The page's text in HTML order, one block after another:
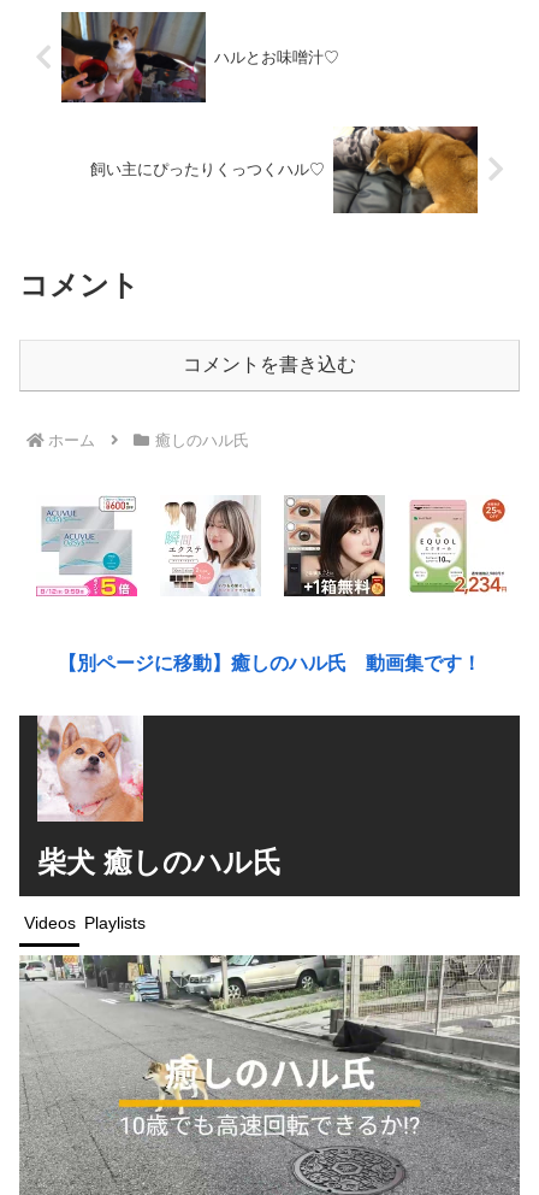
ハルとお味噌汁♡
飼い主にぴったりくっつくハル♡
コメント
コメントを書き込む
ホーム 癒しのハル氏
【別ページに移動】癒しのハル氏 動画集です！
柴犬 癒しのハル氏
Videos Playlists